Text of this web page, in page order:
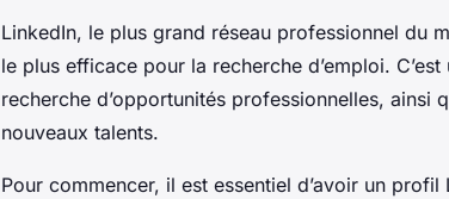
LinkedIn, le plus grand réseau professionnel du
le plus efficace pour la recherche d’emploi.
recherche d’opportunités professionnelles, ainsi
nouveaux talents.
Pour commencer, il est essentiel d’avoir un